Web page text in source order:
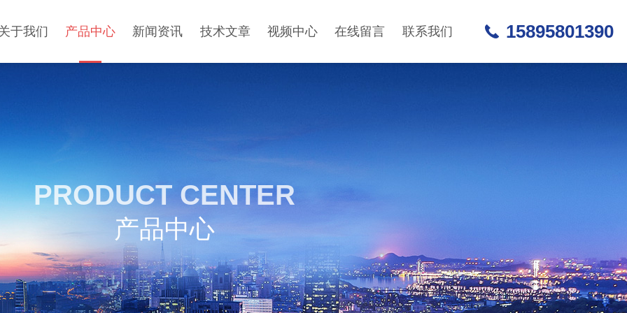
于我们 产品中心 新闻资讯 技术文章 视频中心 在线留言 联系我们 15895801390
PRODUCT CENTER
产品中心